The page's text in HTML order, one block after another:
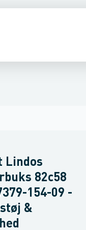
Lindos
82c58
154-09 -
&